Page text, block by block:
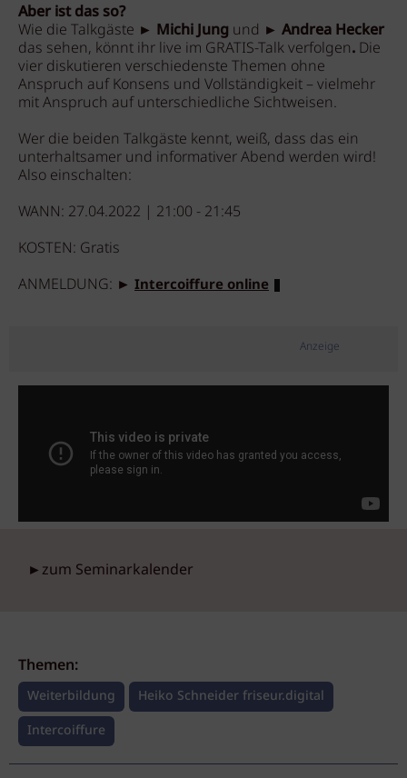
Aber ist das so?
Wie die Talkgäste ► Michi Jung und ► Andrea Hecker
das sehen, könnt ihr live im GRATIS-Talk verfolgen. Die
vier diskutieren verschiedenste Themen ohne
Anspruch auf Konsens und Vollständigkeit – vielmehr
mit Anspruch auf unterschiedliche Sichtweisen.
Wer die beiden Talkgäste kennt, weiß, dass das ein
unterhaltsamer und informativer Abend werden wird!
Also einschalten:
WANN: 27.04.2022 | 21:00 - 21:45
KOSTEN: Gratis
ANMELDUNG: ► Intercoiffure online
Anzeige
►zum Seminarkalender
Themen:
Weiterbildung
Heiko Schneider friseur.digital
Intercoiffure